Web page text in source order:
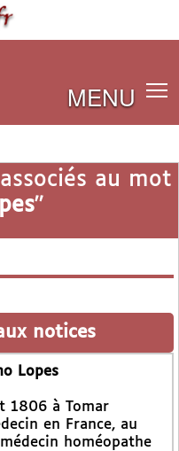
MENU
au mot
"
notices
Lopes
1806 à Tomar
en France, au
homéopathe